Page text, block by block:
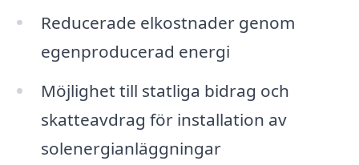
Reducerade elkostnader genom
egenproducerad energi
Möjlighet till statliga bidrag och
skatteavdrag för installation av
solenergianläggningar